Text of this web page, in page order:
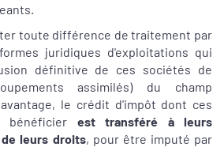
toute différence de traitement par
juridiques d'exploitations qui
définitive de ces sociétés de
assimilés) du champ
le crédit d'impôt dont ces
bénéficier est transféré à leurs
leurs droits, pour être imputé par